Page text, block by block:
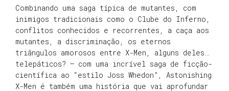
Combinando uma saga típica de mutantes, com
inimigos tradicionais como o Clube do Inferno,
conflitos conhecidos e recorrentes, a caça aos
mutantes, a discriminação, os eternos
triângulos amorosos entre X-Men, alguns deles…
telepáticos? – com uma incrível saga de ficção-
científica ao “estilo Joss Whedon”, Astonishing
X-Men é também uma história que vai aprofundar